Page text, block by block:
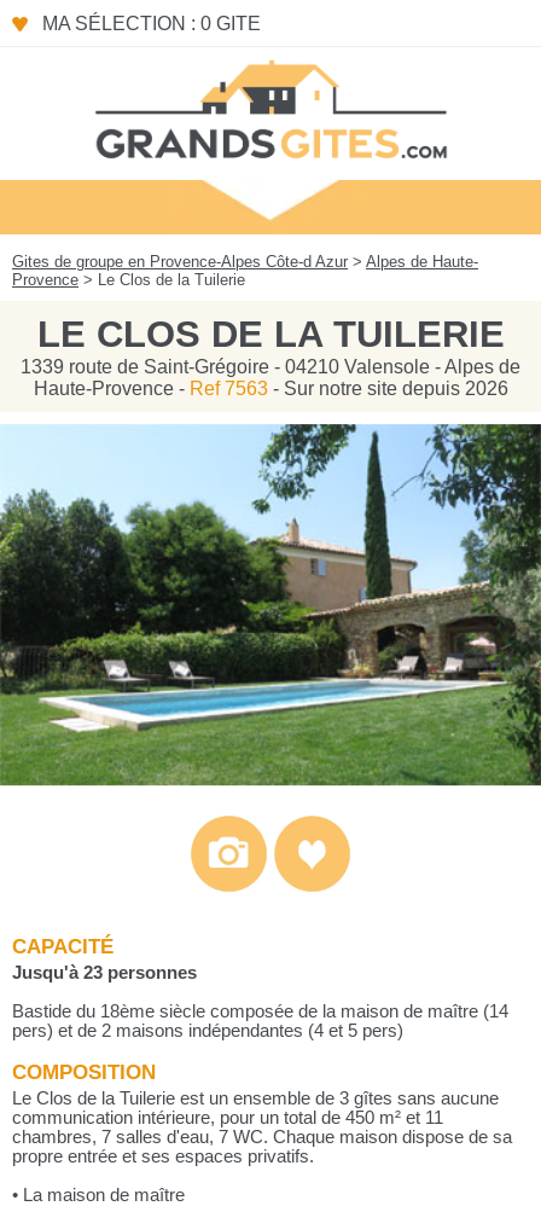
MA SÉLECTION : 0 GITE
Gites de groupe en Provence-Alpes Côte-d Azur > Alpes de Haute-
Provence > Le Clos de la Tuilerie
LE CLOS DE LA TUILERIE
1339 route de Saint-Grégoire - 04210 Valensole - Alpes de
Haute-Provence - Ref 7563- Sur notre site depuis 2026
CAPACITÉ
Jusqu'à 23 personnes
Bastide du 18ème siècle composée de la maison de maître (14
pers) et de 2 maisons indépendantes (4 et 5 pers)
COMPOSITION
Le Clos de la Tuilerie est un ensemble de 3 gîtes sans aucune
communication intérieure, pour un total de 450 m² et 11
chambres, 7 salles d'eau, 7 WC. Chaque maison dispose de sa
propre entrée et ses espaces privatifs.
• La maison de maître
Panneau de gestion des cookies